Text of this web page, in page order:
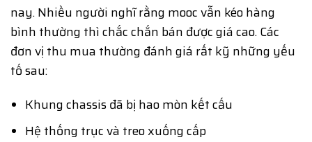
nay. Nhiều người nghĩ rằng mooc vẫn kéo hàng
bình thường thì chắc chắn bán được giá cao. Các
đơn vị thu mua thường đánh giá rất kỹ những yếu
tố sau:
Khung chassis đã bị hao mòn kết cấu
Hệ thống trục và treo xuống cấp